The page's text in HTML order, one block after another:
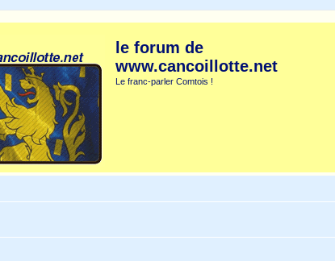
le forum de
www.cancoillotte.net
Le franc-parler Comtois !